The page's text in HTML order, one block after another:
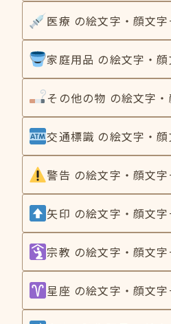
医療 の絵文字・顔文
家庭用品 の絵文字・
その他の物 の絵文字
交通標識 の絵文字・
警告 の絵文字・顔文
矢印 の絵文字・顔文
宗教 の絵文字・顔文
星座 の絵文字・顔文